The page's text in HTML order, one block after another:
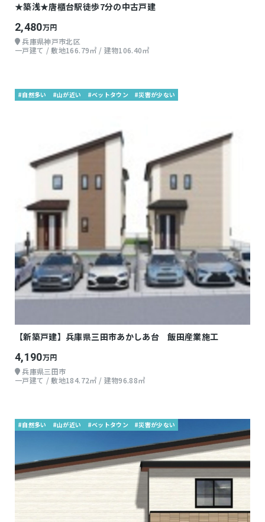
★築浅★唐櫃台駅徒歩7分の中古戸建
2,480万円
兵庫県神戸市北区
一戸建て / 敷地166.79㎡ / 建物106.40㎡
#自然多い #山が近い #ベットタウン #災害が少ない
【新築戸建】兵庫県三田市あかしあ台 飯田産業施工
4,190万円
兵庫県三田市
一戸建て / 敷地184.72㎡ / 建物96.88㎡
#自然多い #山が近い #ベットタウン #災害が少ない